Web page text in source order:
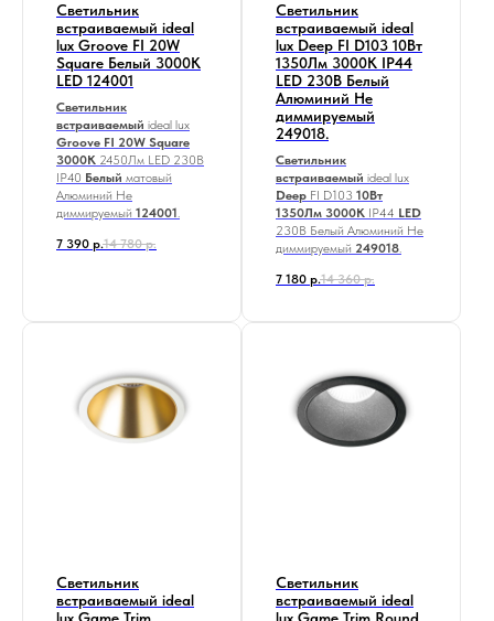
Светильник
встраиваемый ideal
lux Groove FI 20W
Square Белый 3000K
LED 124001
Светильник
встраиваемый ideal lux
Groove FI 20W Square
3000K 2450Лм LED 230В
IP40 Белый матовый
Алюминий Не
диммируемый 124001.
7 390 р.14 780 р.
Светильник
встраиваемый ideal
lux Deep FI D103 10Вт
1350Лм 3000К IP44
LED 230В Белый
Алюминий Не
диммируемый
249018.
Светильник
встраиваемый ideal lux
Deep FI D103 10Вт
1350Лм 3000К IP44 LED
230В Белый Алюминий Не
диммируемый 249018.
7 180 р.14 360 р.
Светильник
встраиваемый ideal
Светильник
встраиваемый ideal